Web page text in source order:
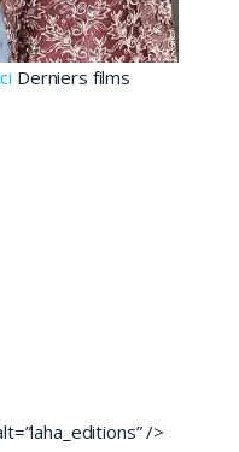
Derniers films
/>